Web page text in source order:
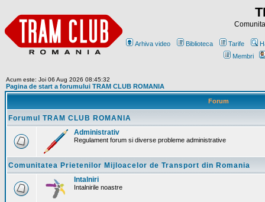
Arhiva video Biblioteca Tarife
Membri
Acum este: Joi 06 Aug 2026 08:45:32
Pagina de start a forumului TRAM CLUB ROMANIA
Forum
Forumul TRAM CLUB ROMANIA
Administrativ
Regulament forum si diverse probleme administrative
Comunitatea Prietenilor Mijloacelor de Transport din Romania
Intalniri
Intalnirile noastre